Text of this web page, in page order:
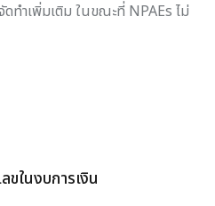
ทำเพิ่มเติม ในขณะที่ NPAEs ไม่
ขในงบการเงิน